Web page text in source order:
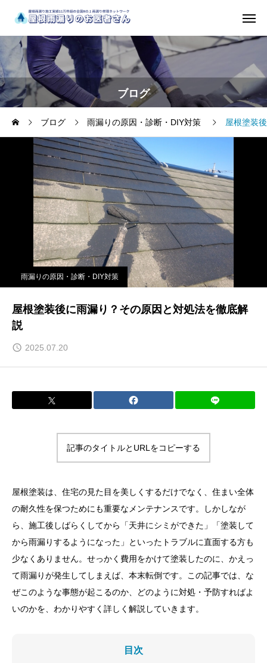
ブログ
ブログ 雨漏りの原因・診断・DIY対策 屋根塗装
雨漏りの原因・診断・DIY対策
屋根塗装後に雨漏り？その原因と対処法を徹底解
説
2025.07.20
記事のタイトルとURLをコピーする
屋根塗装は、住宅の見た目を美しくするだけでなく、住まい全体
の耐久性を保つためにも重要なメンテナンスです。しかしなが
ら、施工後しばらくしてから「天井にシミができた」「塗装して
から雨漏りするようになった」といったトラブルに直面する方も
少なくありません。せっかく費用をかけて塗装したのに、かえっ
て雨漏りが発生してしまえば、本末転倒です。この記事では、な
ぜこのような事態が起こるのか、どのように対処・予防すればよ
いのかを、わかりやすく詳しく解説していきます。
目次